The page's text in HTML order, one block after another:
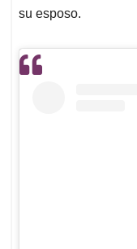
su esposo.